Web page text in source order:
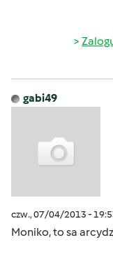
gabi49
czw., 07/04/2013 -
Moniko, to sa